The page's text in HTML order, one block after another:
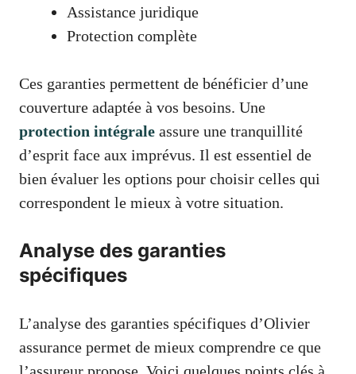
Assistance juridique
Protection complète
Ces garanties permettent de bénéficier d’une
couverture adaptée à vos besoins. Une
protection intégrale assure une tranquillité
d’esprit face aux imprévus. Il est essentiel de
bien évaluer les options pour choisir celles qui
correspondent le mieux à votre situation.
Analyse des garanties
spécifiques
L’analyse des garanties spécifiques d’Olivier
assurance permet de mieux comprendre ce que